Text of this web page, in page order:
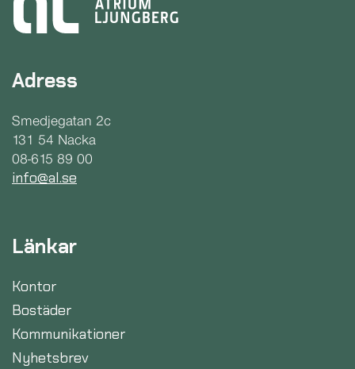
Adress
Smedjegatan 2c
131 54 Nacka
08-615 89 00
info@al.se
Länkar
Kontor
Bostäder
Kommunikationer
Nyhetsbrev